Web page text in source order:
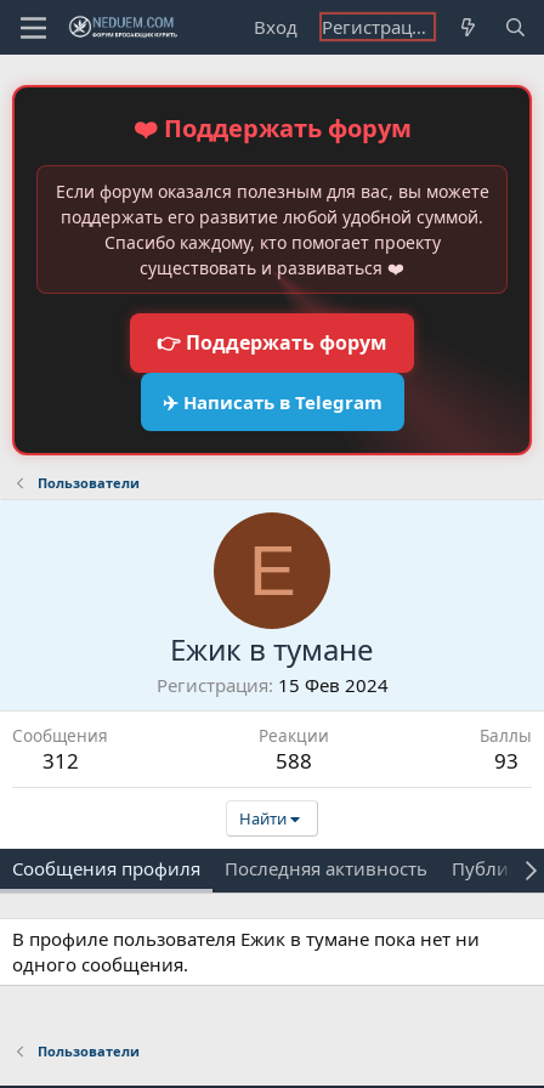
Вход Регистрация
❤️ Поддержать форум
Если форум оказался полезным для вас, вы можете
поддержать его развитие любой удобной суммой.
Спасибо каждому, кто помогает проекту
существовать и развиваться ❤️
👉 Поддержать форум
✈️ Написать в Telegram
Пользователи
Е
Ежик в тумане
Регистрация 15 Фев 2024
Сообщения
312
Реакции
588
Баллы
93
Найти
Сообщения профиля Последняя активность
В профиле пользователя Ежик в тумане пока нет ни
одного сообщения.
Пользователи